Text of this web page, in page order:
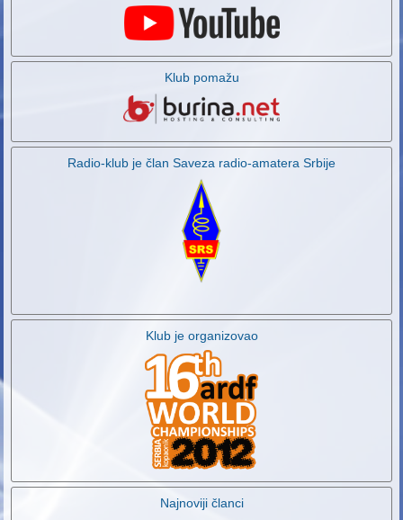
Klub pomažu
Radio-klub je član Saveza radio-amatera Srbije
Klub je organizovao
Najnoviji članci